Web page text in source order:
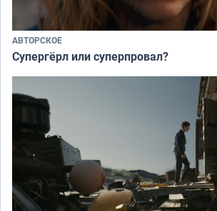
АВТОРСКОЕ
Супергёрл или суперпровал?